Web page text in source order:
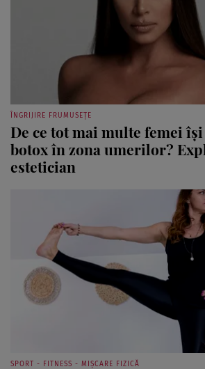
ÎNGRIJIRE FRUMUSEȚE
De ce tot mai multe femei
botox în zona umerilor?
estetician
SPORT - FITNESS - MIȘCARE FIZICĂ